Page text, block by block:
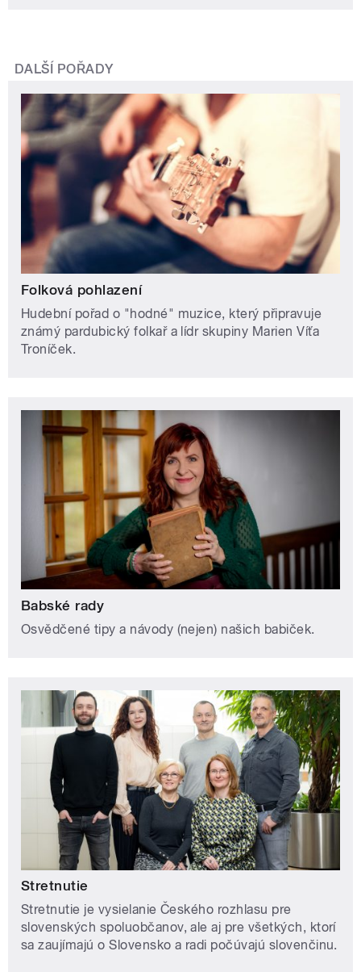
DALŠÍ POŘADY
Folková pohlazení
Hudební pořad o "hodné" muzice, který připravuje
známý pardubický folkař a lídr skupiny Marien Víťa
Troníček.
Babské rady
Osvědčené tipy a návody (nejen) našich babiček.
Stretnutie
Stretnutie je vysielanie Českého rozhlasu pre
slovenských spoluobčanov, ale aj pre všetkých, ktorí
sa zaujímajú o Slovensko a radi počúvajú slovenčinu.